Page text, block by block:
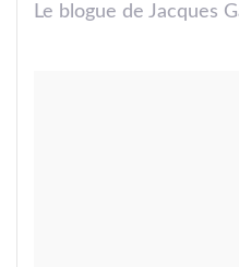
Le blogue de Jacques